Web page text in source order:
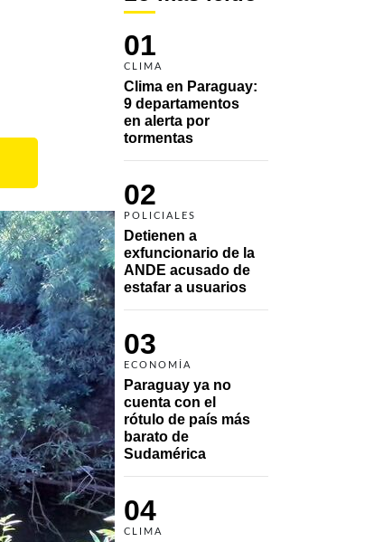
01
CLIMA
Clima en Paraguay:
9 departamentos
en alerta por
tormentas
02
POLICIALES
Detienen a
exfuncionario de la
ANDE acusado de
estafar a usuarios
03
ECONOMÍA
Paraguay ya no
cuenta con el
rótulo de país más
barato de
Sudamérica
04
CLIMA